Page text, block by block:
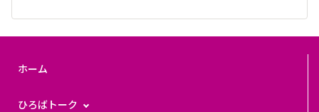
ホーム
ひろばトーク